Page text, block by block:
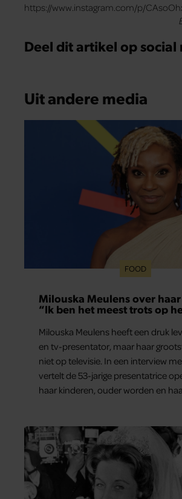
https://www.instagram.com/p/
Deel dit artikel op social
Uit andere media
FOOD
Milouska Meulens over
“Ik ben het meest trots op
Milouska Meulens heeft een druk
en tv-presentator, maar haar
niet op televisie. In een interview
vertelt de 53-jarige presentatrice
haar kinderen, ouder worden en
dag het meest bezighouden.